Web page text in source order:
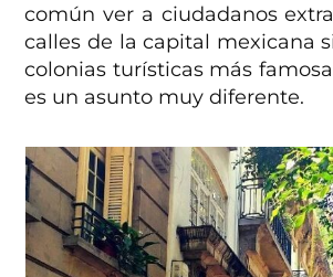
común ver a ciudadanos
calles de la capital mexicana
colonias turísticas más
es un asunto muy diferente.